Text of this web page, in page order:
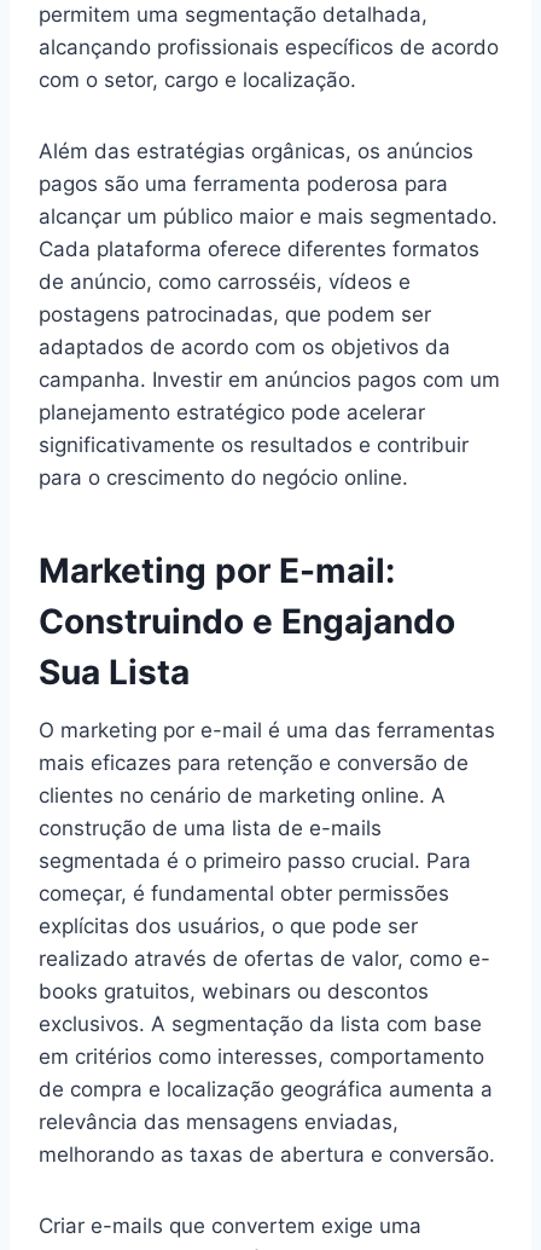
permitem uma segmentação detalhada,
alcançando profissionais específicos de acordo
com o setor, cargo e localização.
Além das estratégias orgânicas, os anúncios
pagos são uma ferramenta poderosa para
alcançar um público maior e mais segmentado.
Cada plataforma oferece diferentes formatos
de anúncio, como carrosséis, vídeos e
postagens patrocinadas, que podem ser
adaptados de acordo com os objetivos da
campanha. Investir em anúncios pagos com um
planejamento estratégico pode acelerar
significativamente os resultados e contribuir
para o crescimento do negócio online.
Marketing por E-mail:
Construindo e Engajando
Sua Lista
O marketing por e-mail é uma das ferramentas
mais eficazes para retenção e conversão de
clientes no cenário de marketing online. A
construção de uma lista de e-mails
segmentada é o primeiro passo crucial. Para
começar, é fundamental obter permissões
explícitas dos usuários, o que pode ser
realizado através de ofertas de valor, como e-
books gratuitos, webinars ou descontos
exclusivos. A segmentação da lista com base
em critérios como interesses, comportamento
de compra e localização geográfica aumenta a
relevância das mensagens enviadas,
melhorando as taxas de abertura e conversão.
Criar e-mails que convertem exige uma